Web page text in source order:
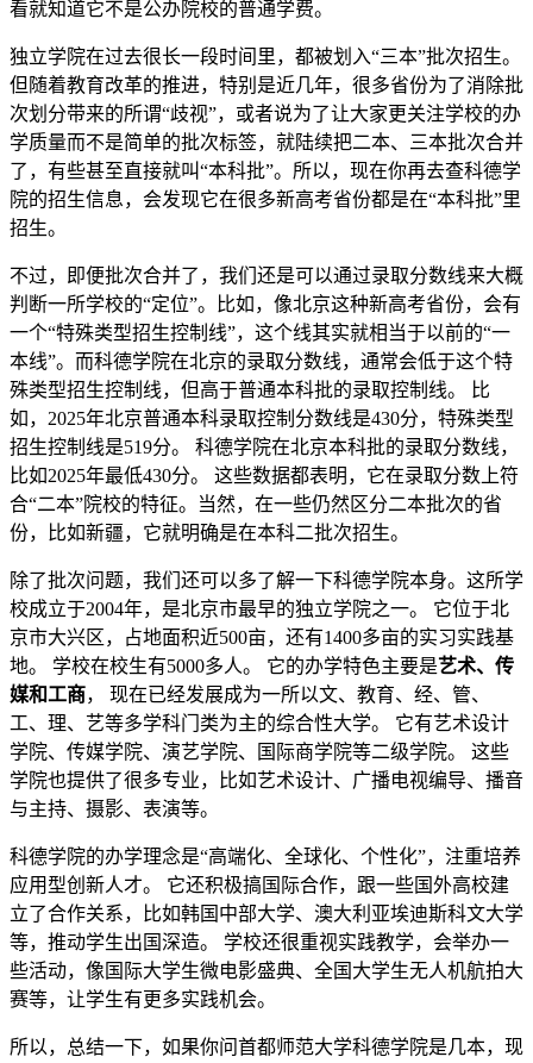
看就知道它不是公办院校的普通学费。
独立学院在过去很长一段时间里，都被划入“三本”批次招生。
但随着教育改革的推进，特别是近几年，很多省份为了消除批
次划分带来的所谓“歧视”，或者说为了让大家更关注学校的办
学质量而不是简单的批次标签，就陆续把二本、三本批次合并
了，有些甚至直接就叫“本科批”。所以，现在你再去查科德学
院的招生信息，会发现它在很多新高考省份都是在“本科批”里
招生。
不过，即便批次合并了，我们还是可以通过录取分数线来大概
判断一所学校的“定位”。比如，像北京这种新高考省份，会有
一个“特殊类型招生控制线”，这个线其实就相当于以前的“一
本线”。而科德学院在北京的录取分数线，通常会低于这个特
殊类型招生控制线，但高于普通本科批的录取控制线。 比
如，2025年北京普通本科录取控制分数线是430分，特殊类型
招生控制线是519分。 科德学院在北京本科批的录取分数线，
比如2025年最低430分。 这些数据都表明，它在录取分数上符
合“二本”院校的特征。当然，在一些仍然区分二本批次的省
份，比如新疆，它就明确是在本科二批次招生。
除了批次问题，我们还可以多了解一下科德学院本身。这所学
校成立于2004年，是北京市最早的独立学院之一。 它位于北
京市大兴区，占地面积近500亩，还有1400多亩的实习实践基
地。 学校在校生有5000多人。 它的办学特色主要是艺术、传
媒和工商， 现在已经发展成为一所以文、教育、经、管、
工、理、艺等多学科门类为主的综合性大学。 它有艺术设计
学院、传媒学院、演艺学院、国际商学院等二级学院。 这些
学院也提供了很多专业，比如艺术设计、广播电视编导、播音
与主持、摄影、表演等。
科德学院的办学理念是“高端化、全球化、个性化”，注重培养
应用型创新人才。 它还积极搞国际合作，跟一些国外高校建
立了合作关系，比如韩国中部大学、澳大利亚埃迪斯科文大学
等，推动学生出国深造。 学校还很重视实践教学，会举办一
些活动，像国际大学生微电影盛典、全国大学生无人机航拍大
赛等，让学生有更多实践机会。
所以，总结一下，如果你问首都师范大学科德学院是几本，现